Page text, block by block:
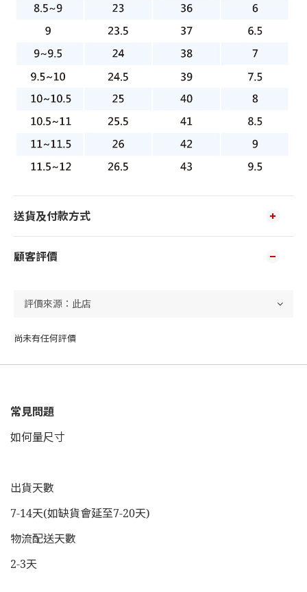
送貨及付款方式
顧客評價
尚未有任何評價
常見問題
如何量尺寸
出貨天數
7-14天(如缺貨會延至7-20天)
物流配送天數
2-3天